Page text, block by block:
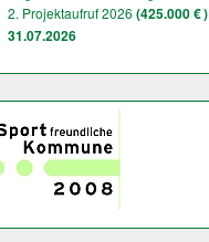
2. Projektaufruf 2026 (425.000 € )
31.07.2026